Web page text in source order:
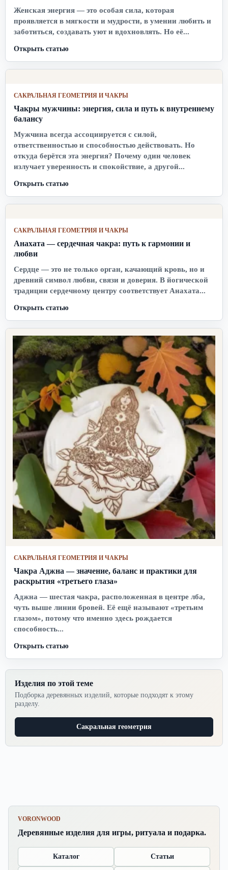
Женская энергия — это особая сила, которая
проявляется в мягкости и мудрости, в умении любить и
заботиться, создавать уют и вдохновлять. Но её...
Открыть статью
САКРАЛЬНАЯ ГЕОМЕТРИЯ И ЧАКРЫ
Чакры мужчины: энергия, сила и путь к внутреннему
балансу
Мужчина всегда ассоциируется с силой,
ответственностью и способностью действовать. Но
откуда берётся эта энергия? Почему один человек
излучает уверенность и спокойствие, а другой...
Открыть статью
САКРАЛЬНАЯ ГЕОМЕТРИЯ И ЧАКРЫ
Анахата — сердечная чакра: путь к гармонии и
любви
Сердце — это не только орган, качающий кровь, но и
древний символ любви, связи и доверия. В йогической
традиции сердечному центру соответствует Анахата...
Открыть статью
САКРАЛЬНАЯ ГЕОМЕТРИЯ И ЧАКРЫ
Чакра Аджна — значение, баланс и практики для
раскрытия «третьего глаза»
Аджна — шестая чакра, расположенная в центре лба,
чуть выше линии бровей. Её ещё называют «третьим
глазом», потому что именно здесь рождается
способность...
Открыть статью
Изделия по этой теме
Подборка деревянных изделий, которые подходят к этому
разделу.
Сакральная геометрия
VORONWOOD
Деревянные изделия для игры, ритуала и подарка.
Каталог Статьи